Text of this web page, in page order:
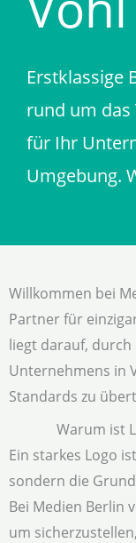
Erstklassige
rund um das
für Ihr
Umgebung.
Willkommen bei
Partner für
liegt darauf, durch
Unternehmens in
Standards zu
Warum ist
Ein starkes Logo
sondern die
Bei Medien Berlin
um